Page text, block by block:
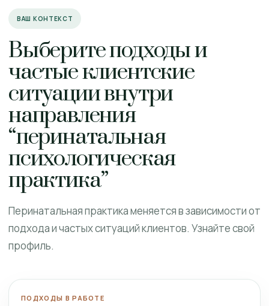
ВАШ КОНТЕКСТ
Выберите подходы и
частые клиентские
ситуации внутри
направления
“перинатальная
психологическая
практика”
Перинатальная практика меняется в зависимости от
подхода и частых ситуаций клиентов. Узнайте свой
профиль.
ПОДХОДЫ В РАБОТЕ